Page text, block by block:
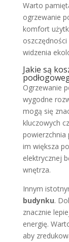
Warto
ogrzewanie
komfort
widzenia
Jakie są
Ogrzewanie
wygodne
mogą się
kluczowych
powierzchnia
im większa
elektrycznej
wnętrza.
Innym
budynku.
znacznie
energię.
aby